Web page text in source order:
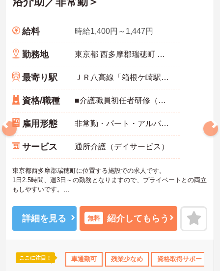
資格取得サポート 研修制度あり 産休･育休･介護休暇取得実
給料 時給1,400円～1,447円
勤務地 東京都 西多摩郡瑞穂町 長岡長谷部83番地1
最寄り駅 ＪＲ八高線「箱根ケ崎駅」バス・車8分
資格/職種 ■介護職員初任者研修（ヘルパー2級）以上
雇用形態 非常勤・パート・アルバイト
サービス 通所介護（デイサービス）
東京都西多摩郡瑞穂町に位置する施設での求人です。
1日2.5時間、週3日～の勤務となりますので、プライベートとの両立
もしやすいです。
お問い合わせください。
詳細を見る 無料 紹介してもらう
ここに注目！ 車通勤可 残業少なめ 資格取得サポート